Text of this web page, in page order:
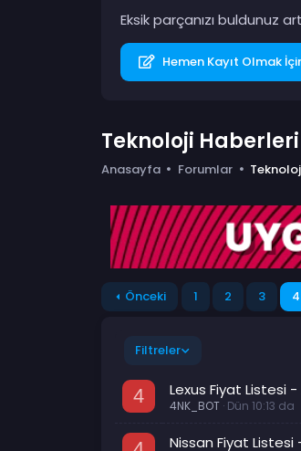
Eksik parçanızı buldunuz
Hemen Kayıt Olmak
Teknoloji Haberleri
Anasayfa Forumlar
Önceki 1 2 3 4
Filtreler
4 Lexus Fiyat Listesi
4NK_BOT Dün 10:13 da
Nissan Fiyat